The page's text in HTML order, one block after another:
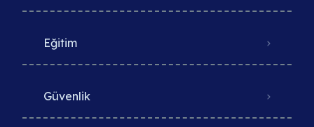
Eğitim
Güvenlik